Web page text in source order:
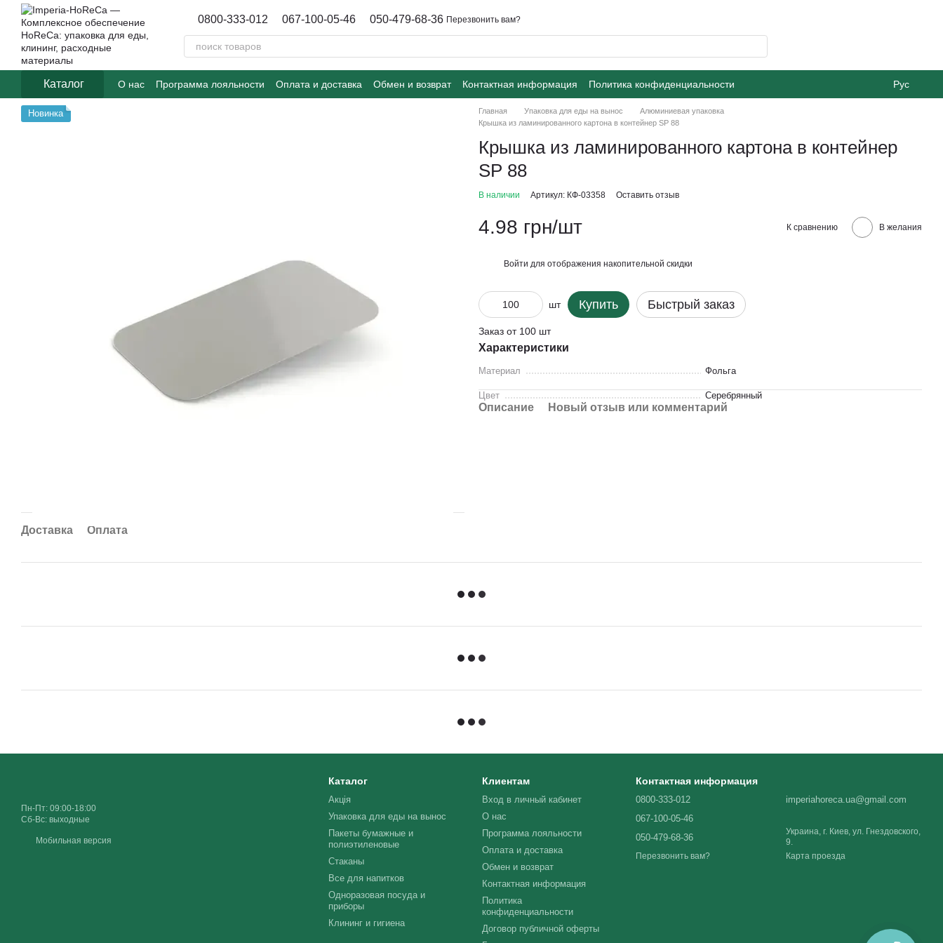
Перейти к основному контенту
0800-333-012 067-100-05-46 050-479-68-36 Перезвонить вам?
Каталог О нас Программа лояльности Оплата и доставка Обмен и возврат Контактная информация
Политика конфиденциальности
Договор публичной оферты
Блог
Рус
Новинка
Доставка Оплата
Главная Упаковка для еды на вынос
Алюминиевая упаковка
Крышка из ламинированного картона в контейнер SP 88
Крышка из ламинированного картона в контейнер
SP 88
В наличии Артикул: КФ-03358 Оставить отзыв
4.98 грн/шт К сравнению В желания
Войти для отображения накопительной скидки
шт Купить Быстрый заказ
Заказ от 100 шт
Характеристики
Материал Фольга
Цвет Серебрянный
Описание Новый отзыв или комментарий
Пн-Пт: 09:00-18:00
Сб-Вс: выходные
Мобильная версия
Каталог
Акція
Упаковка для еды на вынос
Пакеты бумажные и
полиэтиленовые
Стаканы
Все для напитков
Одноразовая посуда и
приборы
Клининг и гигиена
Клиентам
Вход в личный кабинет
О нас
Программа лояльности
Оплата и доставка
Обмен и возврат
Контактная информация
Политика
конфиденциальности
Договор публичной оферты
Контактная информация
0800-333-012
067-100-05-46
050-479-68-36
Перезвонить вам?
imperiahoreca.ua@gmail.com
Украина, г. Киев, ул. Гнездовского,
9.
Карта проезда